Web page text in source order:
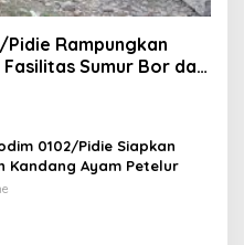
Pidie Rampungkan
Sumur Bor dan
0102/Pidie Siapkan
Kandang Ayam Petelur